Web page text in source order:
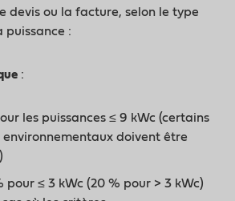
devis ou la facture, selon le type
puissance :
:
les puissances ≤ 9 kWc (certains
environnementaux doivent être
pour ≤ 3 kWc (20 % pour > 3 kWc)